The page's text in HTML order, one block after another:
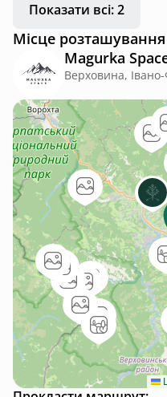
Показати всі: 2
Місце розташування
Magurka
Верховина,